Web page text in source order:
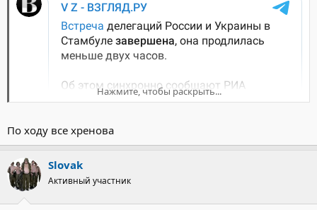
Нажмите, чтобы раскрыть...
По ходу все хренова
Slovak
Активный участник